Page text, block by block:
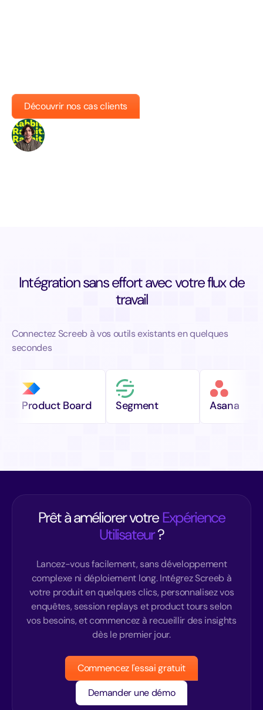
Découvrir nos cas clients
Intégration sans effort avec votre flux de
travail
Connectez Screeb à vos outils existants en quelques
secondes
Product Board Segment Asana
Prêt à améliorer votreExpérience
Utilisateur?
Lancez-vous facilement, sans développement
complexe ni déploiement long. Intégrez Screeb à
votre produit en quelques clics, personnalisez vos
enquêtes, session replays et product tours selon
vos besoins, et commencez à recueillir des insights
dès le premier jour.
Commencez l'essai gratuit
Demander une démo